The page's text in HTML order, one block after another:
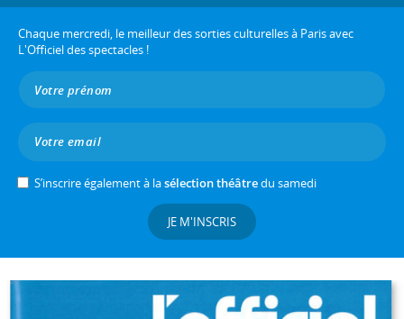
Chaque mercredi, le meilleur des sorties culturelles à Paris avec
L'Officiel des spectacles !
S’inscrire également à lasélection théâtredu samedi
JE M'INSCRIS